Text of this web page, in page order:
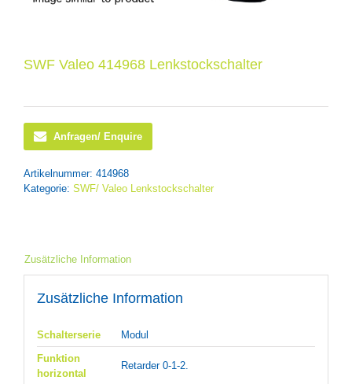
SWF Valeo 414968 Lenkstockschalter
Anfragen/ Enquire
Artikelnummer: 414968
Kategorie: SWF/ Valeo Lenkstockschalter
Zusätzliche Information
Zusätzliche Information
Schalterserie
Modul
Funktion
horizontal
Retarder 0-1-2.